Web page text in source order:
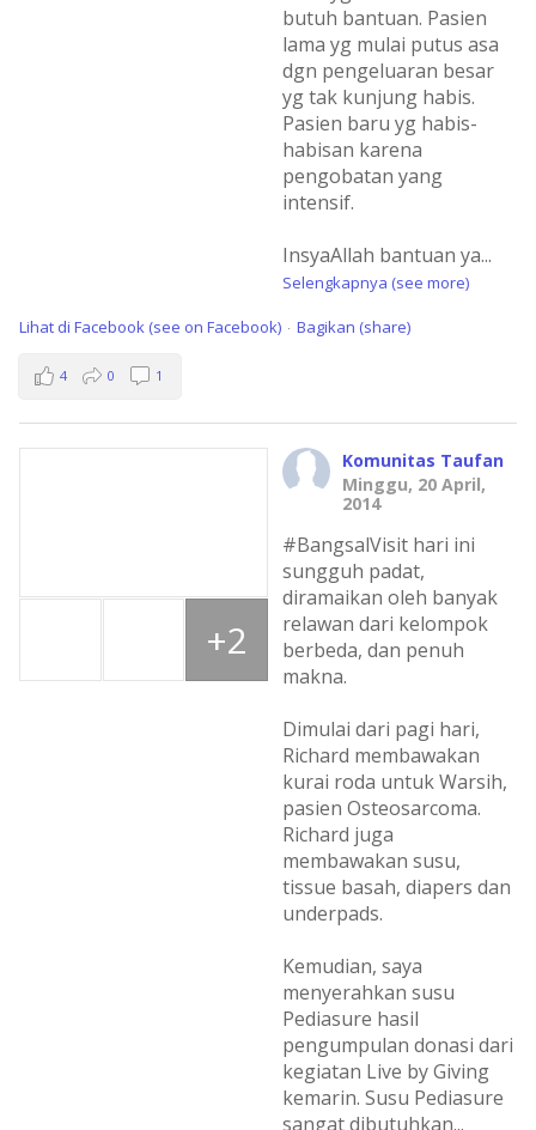
butuh bantuan. Pasien
lama yg mulai putus asa
dgn pengeluaran besar
yg tak kunjung habis.
Pasien baru yg habis-
habisan karena
pengobatan yang
intensif.
InsyaAllah bantuan ya...
Selengkapnya (see more)
Lihat di Facebook (see on Facebook) · Bagikan (share)
4 0 1
Komunitas Taufan
Minggu, 20 April,
2014
#BangsalVisit hari ini
sungguh padat,
diramaikan oleh banyak
relawan dari kelompok
berbeda, dan penuh
makna.
Dimulai dari pagi hari,
Richard membawakan
kurai roda untuk Warsih,
pasien Osteosarcoma.
Richard juga
membawakan susu,
tissue basah, diapers dan
underpads.
Kemudian, saya
menyerahkan susu
Pediasure hasil
pengumpulan donasi dari
kegiatan Live by Giving
kemarin. Susu Pediasure
sangat dibutuhkan...
+2